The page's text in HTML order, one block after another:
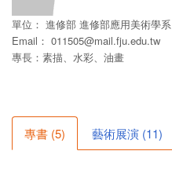
單位： 進修部 進修部應用美術學系
Email： 011505@mail.fju.edu.tw
專長：素描、水彩、油畫
專書 (5) 藝術展演 (11)